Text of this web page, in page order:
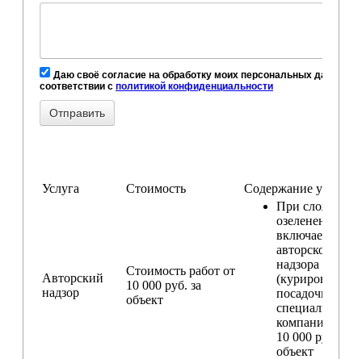
Даю своё согласие на обработку моих персональных данных, в
соответствии с политикой конфиденциальности
Услуга Стоимость Содержание услуги
Авторский
надзор
Стоимость работ от
10 000 руб. за
объект
При сложном
озеленении
включаем
авторского
надзора
(курирование
посадочных
специалистом
компании) —
10 000 руб. за
объект